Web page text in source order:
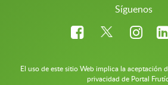
Síguenos
El uso de este sitio Web implica la aceptación
privacidad de Portal